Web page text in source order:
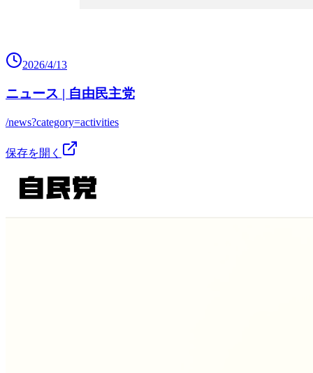
2026/4/13
ニュース | 自由民主党
/news?category=activities
保存を開く